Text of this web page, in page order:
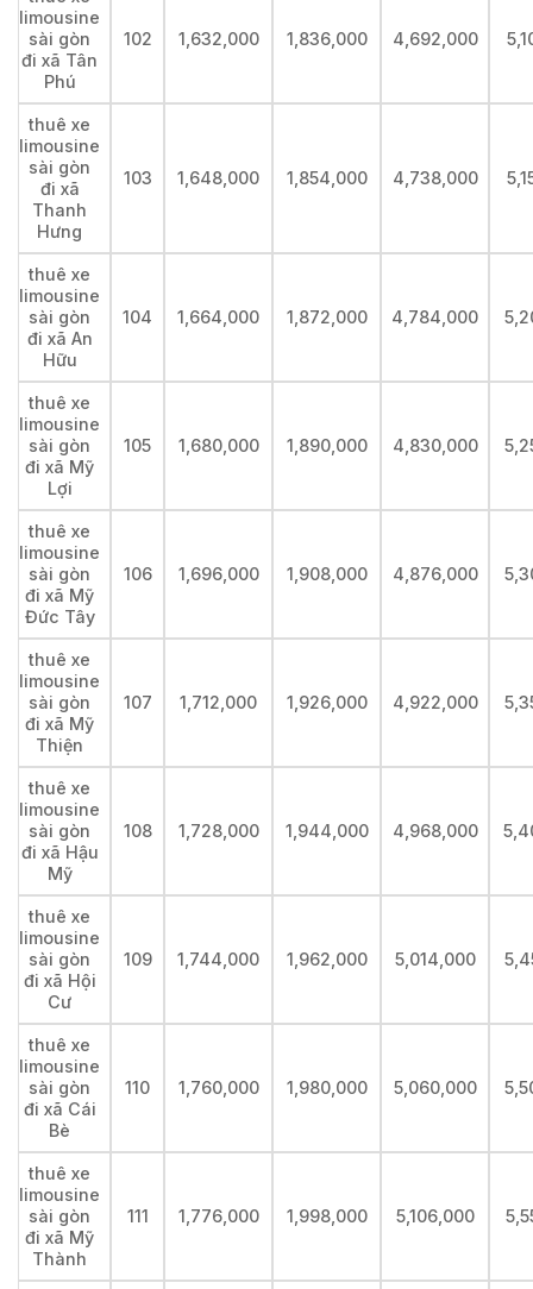
limousine
sài gòn
đi xã Tân
Phú
102 1,632,000 1,836,000 4,692,000
thuê xe
limousine
sài gòn
đi xã
Thanh
Hưng
103 1,648,000 1,854,000 4,738,000
thuê xe
limousine
sài gòn
đi xã An
Hữu
104 1,664,000 1,872,000 4,784,000
thuê xe
limousine
sài gòn
đi xã Mỹ
Lợi
105 1,680,000 1,890,000 4,830,000
thuê xe
limousine
sài gòn
đi xã Mỹ
Đức Tây
106 1,696,000 1,908,000 4,876,000
thuê xe
limousine
sài gòn
đi xã Mỹ
Thiện
107 1,712,000 1,926,000 4,922,000
thuê xe
limousine
sài gòn
đi xã Hậu
Mỹ
108 1,728,000 1,944,000 4,968,000
thuê xe
limousine
sài gòn
đi xã Hội
Cư
109 1,744,000 1,962,000 5,014,000
thuê xe
limousine
sài gòn
đi xã Cái
Bè
110 1,760,000 1,980,000 5,060,000
thuê xe
limousine
sài gòn
đi xã Mỹ
Thành
111 1,776,000 1,998,000 5,106,000